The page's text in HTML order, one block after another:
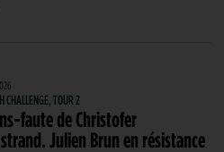
CHALLENGE, TOUR 2
faute de Christofer
Julien Brun en résistance